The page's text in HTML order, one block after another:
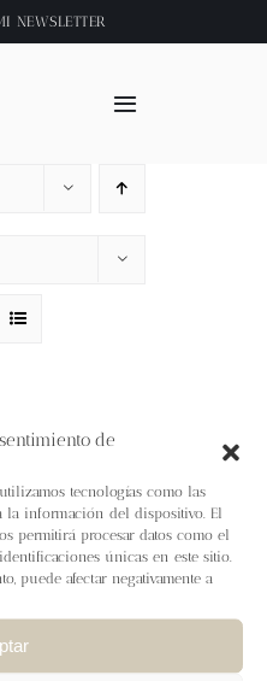
de
tecnologías como las
la información del dispositivo. El
permitirá procesar datos como el
únicas en este sitio.
puede afectar negativamente a
NEWSLETTER
Toggle